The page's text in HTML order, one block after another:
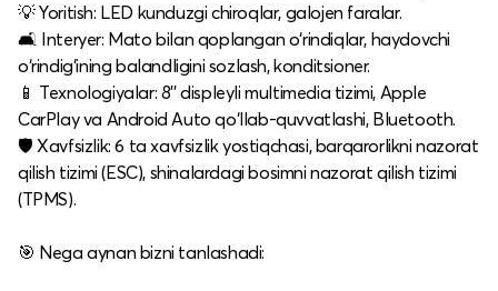
💡 Yoritish: LED kunduzgi chiroqlar, galojen faralar.
🛋️ Interyer: Mato bilan qoplangan o‘rindiqlar, haydovchi
o‘rindig‘ining balandligini sozlash, konditsioner.
📱 Texnologiyalar: 8'' displeyli multimedia tizimi, Apple
CarPlay va Android Auto qo‘llab-quvvatlashi, Bluetooth.
🛡️ Xavfsizlik: 6 ta xavfsizlik yostiqchasi, barqarorlikni nazorat
qilish tizimi (ESC), shinalardagi bosimni nazorat qilish tizimi
(TPMS).​
🎯 Nega aynan bizni tanlashadi: